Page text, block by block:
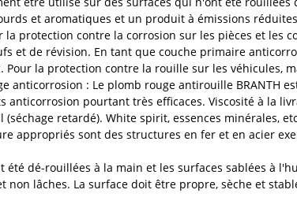
et aromatiques et un produit à émissions
protection contre la corrosion sur les pièces et les
et de révision. En tant que couche primaire
Pour la protection contre la rouille sur les
: Le plomb rouge antirouille BRANTH
pourtant très efficaces. Viscosité à la
retardé). White spirit, essences minérales,
appropriés sont des structures en fer et en acier
dé-rouillées à la main et les surfaces sablées à
lâches. La surface doit être propre, sèche et